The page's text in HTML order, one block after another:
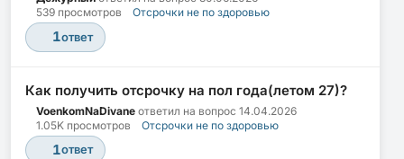
539 просмотров
Отсрочки не по здоровью
1ответ
Как получить отсрочку на пол года(летом 27)?
VoenkomNaDivane ответил на вопрос 14.04.2026
1.05K просмотров
Отсрочки не по здоровью
1ответ